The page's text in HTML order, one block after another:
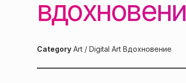
Category Art / Digital Art Вдохновение